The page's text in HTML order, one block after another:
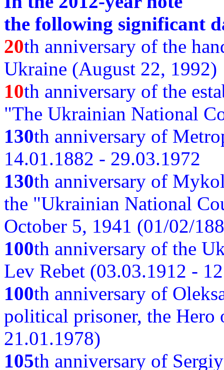
the following significant
20th anniversary of the
Ukraine (August 22, 1992)
10th anniversary of the
"The Ukrainian National
130th anniversary of
14.01.1882 - 29.03.1972
130th anniversary of
the "Ukrainian National
October 5, 1941 (01/02/
100th anniversary of the
Lev Rebet (03.03.1912 -
100th anniversary of
political prisoner, the
21.01.1978)
105th anniversary of